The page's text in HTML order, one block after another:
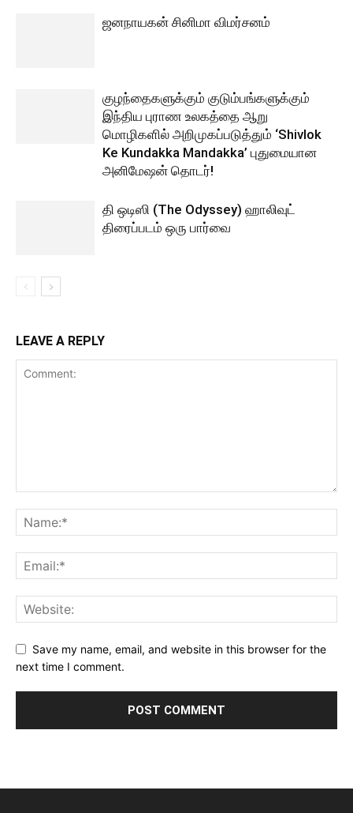
ஜனநாயகன் சினிமா விமர்சனம்
குழந்தைகளுக்கும் குடும்பங்களுக்கும்
இந்திய புராண உலகத்தை ஆறு
மொழிகளில் அறிமுகப்படுத்தும் ‘Shivlok
Ke Kundakka Mandakka’ புதுமையான
அனிமேஷன் தொடர்!
தி ஒடிஸி (The Odyssey) ஹாலிவுட்
திரைப்படம் ஒரு பார்வை
LEAVE A REPLY
Save my name, email, and website in this browser for the
next time I comment.